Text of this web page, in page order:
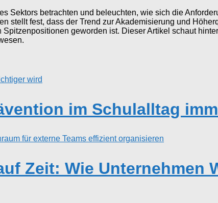
Sektors betrachten und beleuchten, wie sich die
stellt fest, dass der Trend zur Akademisierung und
geworden ist. Dieser Artikel schaut
im Schulalltag
Zeit: Wie Unternehmen